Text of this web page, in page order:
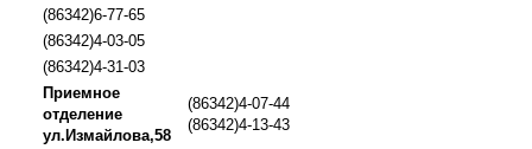
(86342)6-77-65
(86342)4-03-05
(86342)4-31-03
Приемное
отделение
ул.Измайлова,58
(86342)4-07-44
(86342)4-13-43